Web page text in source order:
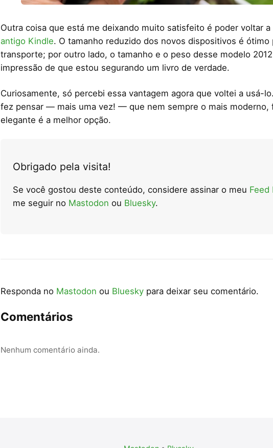
Outra coisa que está me deixando muito satisfeito é poder voltar a
antigo Kindle. O tamanho reduzido dos novos dispositivos é ótimo
transporte; por outro lado, o tamanho e o peso desse modelo
impressão de que estou segurando um livro de verdade.
Curiosamente, só percebi essa vantagem agora que voltei a usá-
fez pensar — mais uma vez! — que nem sempre o mais moderno,
elegante é a melhor opção.
Obrigado pela visita!
Se você gostou deste conteúdo, considere assinar o meu Feed
me seguir no Mastodon ou Bluesky.
Responda no Mastodon ou Bluesky para deixar seu comentário.
Comentários
Nenhum comentário ainda.